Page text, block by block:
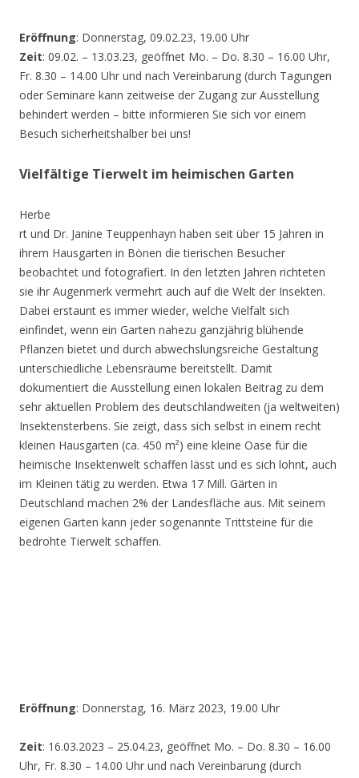
Eröffnung: Donnerstag, 09.02.23, 19.00 Uhr
Zeit: 09.02. – 13.03.23, geöffnet Mo. – Do. 8.30 – 16.00 Uhr,
Fr. 8.30 – 14.00 Uhr und nach Vereinbarung (durch Tagungen
oder Seminare kann zeitweise der Zugang zur Ausstellung
behindert werden – bitte informieren Sie sich vor einem
Besuch sicherheitshalber bei uns!
Vielfältige Tierwelt im heimischen Garten
Herbe
rt und Dr. Janine Teuppenhayn haben seit über 15 Jahren in
ihrem Hausgarten in Bönen die tierischen Besucher
beobachtet und fotografiert. In den letzten Jahren richteten
sie ihr Augenmerk vermehrt auch auf die Welt der Insekten.
Dabei erstaunt es immer wieder, welche Vielfalt sich
einfindet, wenn ein Garten nahezu ganzjährig blühende
Pflanzen bietet und durch abwechslungsreiche Gestaltung
unterschiedliche Lebensräume bereitstellt. Damit
dokumentiert die Ausstellung einen lokalen Beitrag zu dem
sehr aktuellen Problem des deutschlandweiten (ja weltweiten)
Insektensterbens. Sie zeigt, dass sich selbst in einem recht
kleinen Hausgarten (ca. 450 m²) eine kleine Oase für die
heimische Insektenwelt schaffen lässt und es sich lohnt, auch
im Kleinen tätig zu werden. Etwa 17 Mill. Gärten in
Deutschland machen 2% der Landesfläche aus. Mit seinem
eigenen Garten kann jeder sogenannte Trittsteine für die
bedrohte Tierwelt schaffen.
Eröffnung: Donnerstag, 16. März 2023, 19.00 Uhr
Zeit: 16.03.2023 – 25.04.23, geöffnet Mo. – Do. 8.30 – 16.00
Uhr, Fr. 8.30 – 14.00 Uhr und nach Vereinbarung (durch